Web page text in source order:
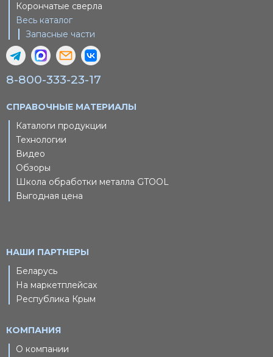
Корончатые сверла
Весь каталог
Запасные части
8-800-333-23-17
СПРАВОЧНЫЕ МАТЕРИАЛЫ
Каталоги продукции
Технологии
Видео
Обзоры
Школа обработки металла GTOOL
Выгодная цена
НАШИ ПАРТНЕРЫ
Беларусь
На маркетплейсах
Республика Крым
КОМПАНИЯ
О компании